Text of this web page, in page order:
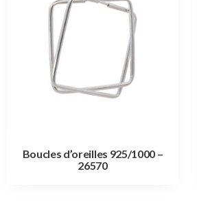
Boucles d’oreilles 925/1000 –
26570